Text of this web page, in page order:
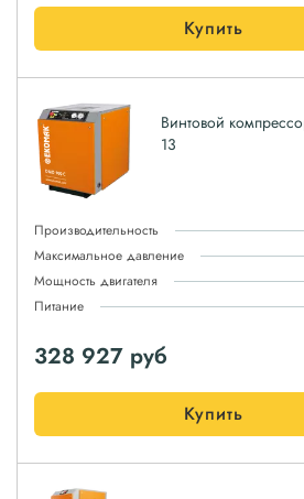
Купить
Винтовой
13
Производительность
Максимальное давление
Мощность двигателя
Питание
328 927 руб
Купить